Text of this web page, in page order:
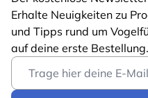
Erhalte Neuigkeiten zu
und Tipps rund um
auf deine erste Bestellung.
Email Address